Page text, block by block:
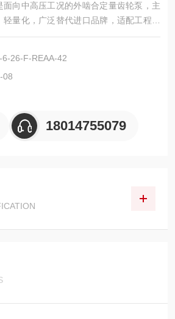
面向中高压工况的外啮合定量齿轮泵，主
量化，广泛替代进口品牌，适配工程机
械。
26-F-REAA-42
08
18014755079